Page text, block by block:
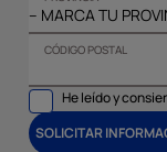
CÓDIGO POSTAL
He leído y
SOLICITAR